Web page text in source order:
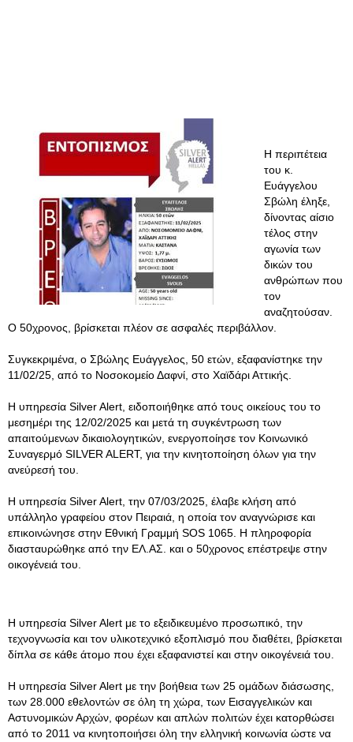
Η περιπέτεια
του κ.
Ευάγγελου
Σβώλη έληξε,
δίνοντας αίσιο
τέλος στην
αγωνία των
δικών του
ανθρώπων που
τον
αναζητούσαν.
Ο 50χρονος, βρίσκεται πλέον σε ασφαλές περιβάλλον.
Συγκεκριμένα, ο Σβώλης Ευάγγελος, 50 ετών, εξαφανίστηκε την
11/02/25, από το Νοσοκομείο Δαφνί, στο Χαϊδάρι Αττικής.
Η υπηρεσία Silver Alert, ειδοποιήθηκε από τους οικείους του το
μεσημέρι της 12/02/2025 και μετά τη συγκέντρωση των
απαιτούμενων δικαιολογητικών, ενεργοποίησε τον Κοινωνικό
Συναγερμό SILVER ALERT, για την κινητοποίηση όλων για την
ανεύρεσή του.
Η υπηρεσία Silver Alert, την 07/03/2025, έλαβε κλήση από
υπάλληλο γραφείου στον Πειραιά, η οποία τον αναγνώρισε και
επικοινώνησε στην Εθνική Γραμμή SOS 1065. Η πληροφορία
διασταυρώθηκε από την ΕΛ.ΑΣ. και ο 50χρονος επέστρεψε στην
οικογένειά του.
Η υπηρεσία Silver Alert με το εξειδικευμένο προσωπικό, την
τεχνογνωσία και τον υλικοτεχνικό εξοπλισμό που διαθέτει, βρίσκεται
δίπλα σε κάθε άτομο που έχει εξαφανιστεί και στην οικογένειά του.
Η υπηρεσία Silver Alert με την βοήθεια των 25 ομάδων διάσωσης,
των 28.000 εθελοντών σε όλη τη χώρα, των Εισαγγελικών και
Αστυνομικών Αρχών, φορέων και απλών πολιτών έχει κατορθώσει
από το 2011 να κινητοποιήσει όλη την ελληνική κοινωνία ώστε να